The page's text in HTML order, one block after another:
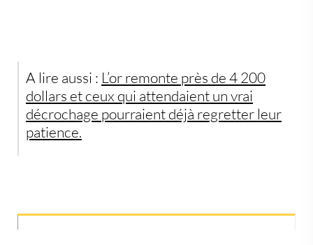
A lire aussi : L’or remonte près de 4 200
dollars et ceux qui attendaient un vrai
décrochage pourraient déjà regretter leur
patience.